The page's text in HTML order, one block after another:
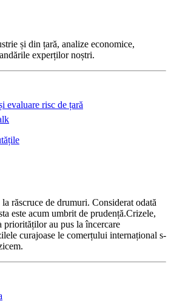
și din țară, analize economice,
experților noștri.
evaluare risc de țară
răscruce de drumuri. Considerat odată
este acum umbrit de prudență.Crizele,
priorităților au pus la încercare
curajoase le comerțului internațional s-